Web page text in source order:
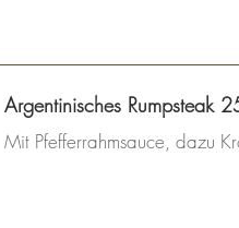
Argentinisches Rumpsteak
Mit Pfefferrahmsauce, dazu